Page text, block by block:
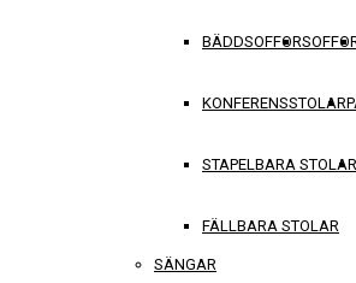
BÄDDSOFFOR
KONFERENSSTOLAR
STAPELBARA STOLAR
FÄLLBARA STOLAR
SÄNGAR